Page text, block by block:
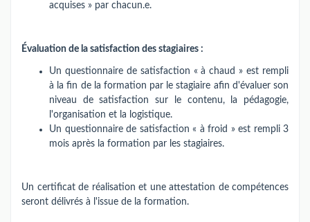
acquises » par chacun.e.
Évaluation de la satisfaction des stagiaires :
Un questionnaire de satisfaction « à chaud » est rempli
à la fin de la formation par le stagiaire afin d'évaluer son
niveau de satisfaction sur le contenu, la pédagogie,
l'organisation et la logistique.
Un questionnaire de satisfaction « à froid » est rempli 3
mois après la formation par les stagiaires.
Un certificat de réalisation et une attestation de compétences
seront délivrés à l'issue de la formation.